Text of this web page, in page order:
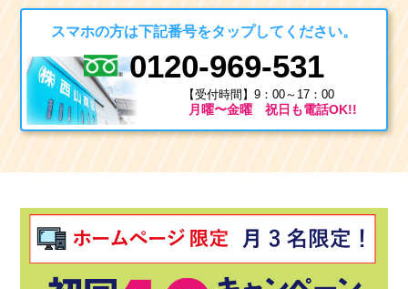
スマホの方は下記番号をタップしてください。
0120-969-531
【受付時間】9：00～17：00
月曜〜金曜 祝日も電話OK!!